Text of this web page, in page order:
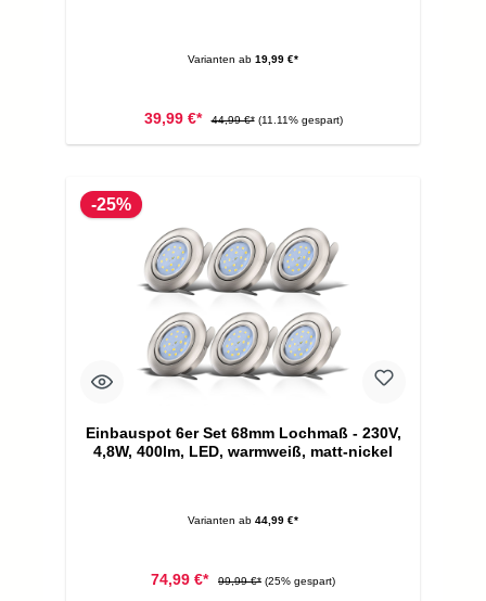
Varianten ab 19,99 €*
39,99 €* 44,99 €* (11.11% gespart)
-25%
Einbauspot 6er Set 68mm Lochmaß - 230V,
4,8W, 400lm, LED, warmweiß, matt-nickel
Varianten ab 44,99 €*
74,99 €* 99,99 €* (25% gespart)